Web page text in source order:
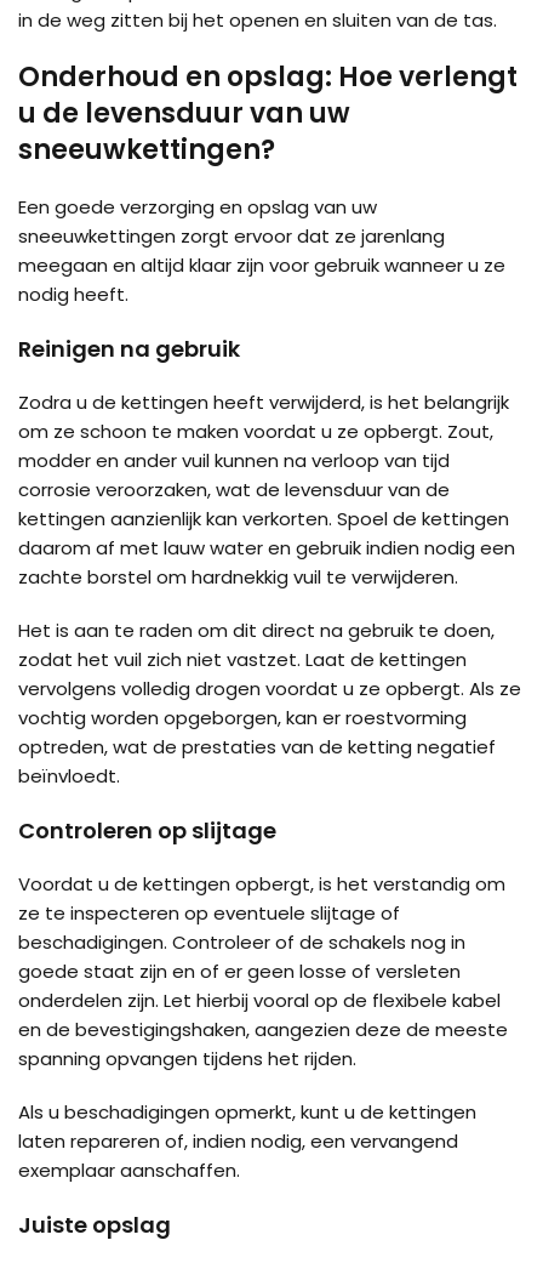
in de weg zitten bij het openen en sluiten van de tas.
Onderhoud en opslag: Hoe verlengt
u de levensduur van uw
sneeuwkettingen?
Een goede verzorging en opslag van uw
sneeuwkettingen zorgt ervoor dat ze jarenlang
meegaan en altijd klaar zijn voor gebruik wanneer u ze
nodig heeft.
Reinigen na gebruik
Zodra u de kettingen heeft verwijderd, is het belangrijk
om ze schoon te maken voordat u ze opbergt. Zout,
modder en ander vuil kunnen na verloop van tijd
corrosie veroorzaken, wat de levensduur van de
kettingen aanzienlijk kan verkorten. Spoel de kettingen
daarom af met lauw water en gebruik indien nodig een
zachte borstel om hardnekkig vuil te verwijderen.
Het is aan te raden om dit direct na gebruik te doen,
zodat het vuil zich niet vastzet. Laat de kettingen
vervolgens volledig drogen voordat u ze opbergt. Als ze
vochtig worden opgeborgen, kan er roestvorming
optreden, wat de prestaties van de ketting negatief
beïnvloedt.
Controleren op slijtage
Voordat u de kettingen opbergt, is het verstandig om
ze te inspecteren op eventuele slijtage of
beschadigingen. Controleer of de schakels nog in
goede staat zijn en of er geen losse of versleten
onderdelen zijn. Let hierbij vooral op de flexibele kabel
en de bevestigingshaken, aangezien deze de meeste
spanning opvangen tijdens het rijden.
Als u beschadigingen opmerkt, kunt u de kettingen
laten repareren of, indien nodig, een vervangend
exemplaar aanschaffen.
Juiste opslag